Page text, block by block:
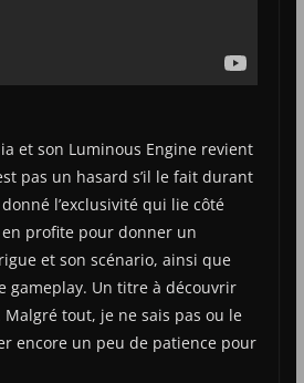
et son Luminous Engine revient
pas un hasard s’il le fait durant
l’exclusivité qui lie côté
en profite pour donner un
et son scénario, ainsi que
gameplay. Un titre à découvrir
tout, je ne sais pas ou le
encore un peu de patience pour